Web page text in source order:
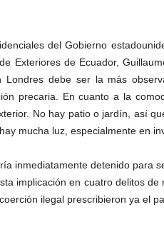
del Gobierno
Exteriores de Ecuador,
debe ser la más
precaria. En cuanto a la
No hay patio o jardín, así
mucha luz, especialmente en
inmediatamente detenido para
implicación en cuatro delitos
ilegal prescribieron ya el